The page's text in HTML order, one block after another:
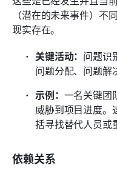
（潜在的未来事件）不
现实存在。
关键活动： 问题识
问题分配、问题解
示例： 一名关键团
威胁到项目进度。
括寻找替代人员或
依赖关系